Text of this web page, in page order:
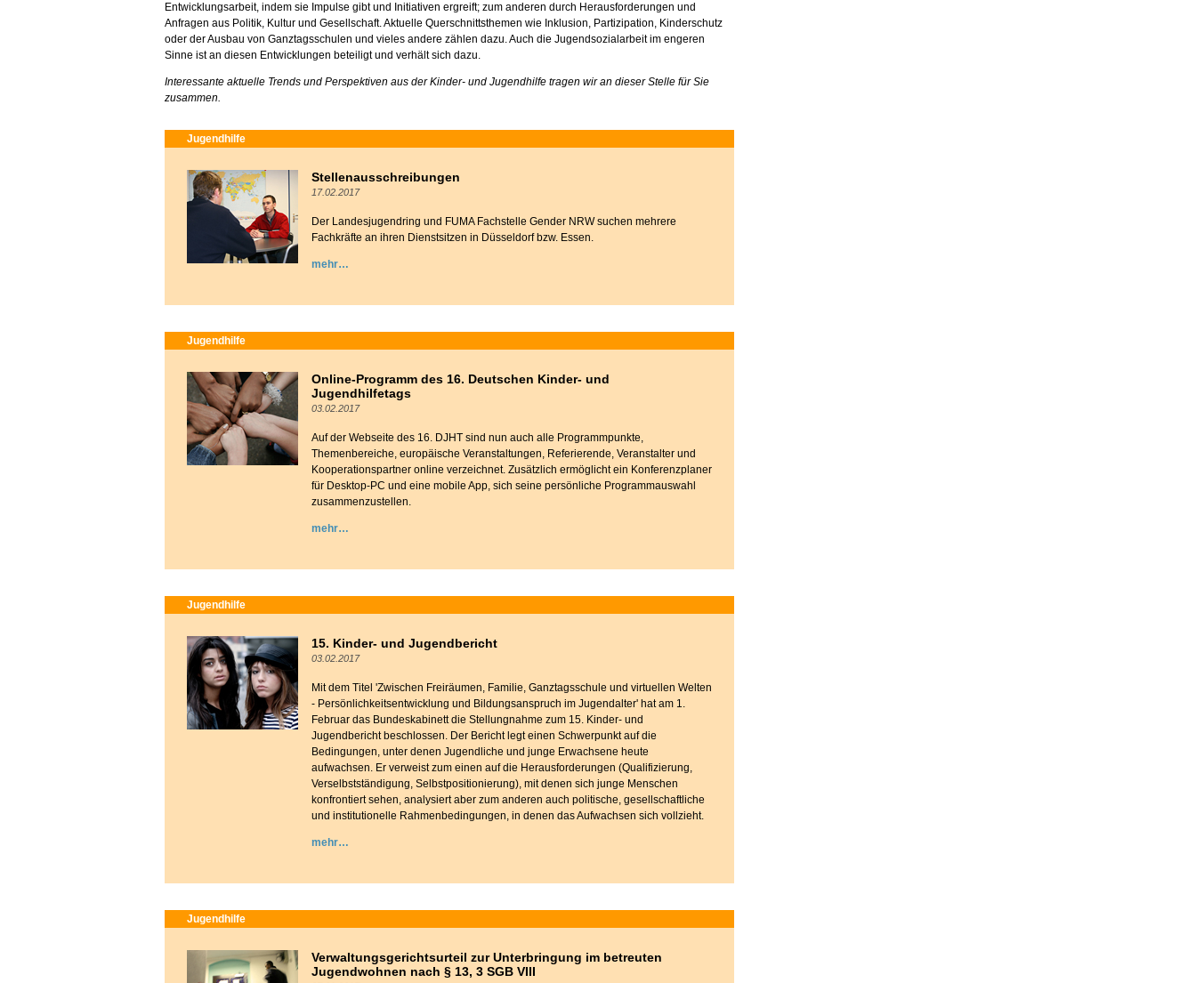
Entwicklungsarbeit, indem sie Impulse gibt und Initiativen ergreift; zum anderen durch Herausforderungen und
Anfragen aus Politik, Kultur und Gesellschaft. Aktuelle Querschnittsthemen wie Inklusion, Partizipation, Kinderschutz
oder der Ausbau von Ganztagsschulen und vieles andere zählen dazu. Auch die Jugendsozialarbeit im engeren
Sinne ist an diesen Entwicklungen beteiligt und verhält sich dazu.
Interessante aktuelle Trends und Perspektiven aus der Kinder- und Jugendhilfe tragen wir an dieser Stelle für Sie
zusammen.
Jugendhilfe
Stellenausschreibungen
17.02.2017
Der Landesjugendring und FUMA Fachstelle Gender NRW suchen mehrere
Fachkräfte an ihren Dienstsitzen in Düsseldorf bzw. Essen.
mehr
Jugendhilfe
Online-Programm des 16. Deutschen Kinder- und
Jugendhilfetags
03.02.2017
Auf der Webseite des 16. DJHT sind nun auch alle Programmpunkte,
Themenbereiche, europäische Veranstaltungen, Referierende, Veranstalter und
Kooperationspartner online verzeichnet. Zusätzlich ermöglicht ein Konferenzplaner
für Desktop-PC und eine mobile App, sich seine persönliche Programmauswahl
zusammenzustellen.
mehr
Jugendhilfe
15. Kinder- und Jugendbericht
03.02.2017
Mit dem Titel 'Zwischen Freiräumen, Familie, Ganztagsschule und virtuellen Welten
- Persönlichkeitsentwicklung und Bildungsanspruch im Jugendalter' hat am 1.
Februar das Bundeskabinett die Stellungnahme zum 15. Kinder- und
Jugendbericht beschlossen. Der Bericht legt einen Schwerpunkt auf die
Bedingungen, unter denen Jugendliche und junge Erwachsene heute
aufwachsen. Er verweist zum einen auf die Herausforderungen (Qualifizierung,
Verselbstständigung, Selbstpositionierung), mit denen sich junge Menschen
konfrontiert sehen, analysiert aber zum anderen auch politische, gesellschaftliche
und institutionelle Rahmenbedingungen, in denen das Aufwachsen sich vollzieht.
mehr
Jugendhilfe
Verwaltungsgerichtsurteil zur Unterbringung im betreuten
Jugendwohnen nach § 13, 3 SGB VIII